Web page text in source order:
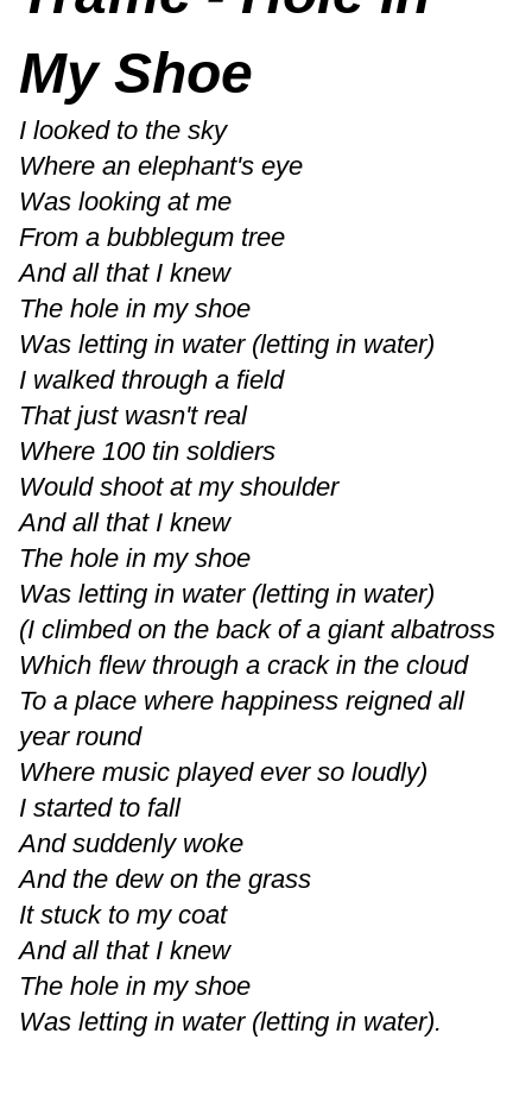
My Shoe
I looked to the sky
Where an elephant's eye
Was looking at me
From a bubblegum tree
And all that I knew
The hole in my shoe
Was letting in water (letting in water)
I walked through a field
That just wasn't real
Where 100 tin soldiers
Would shoot at my shoulder
And all that I knew
The hole in my shoe
Was letting in water (letting in water)
(I climbed on the back of a giant albatross
Which flew through a crack in the cloud
To a place where happiness reigned all
year round
Where music played ever so loudly)
I started to fall
And suddenly woke
And the dew on the grass
It stuck to my coat
And all that I knew
The hole in my shoe
Was letting in water (letting in water).